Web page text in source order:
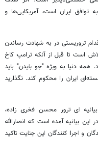
ایران است، آمریکایی‌ها و
تروریستی در به شهادت رساندن
است تا قبل از آنکه ترامپ کاخ
همه دنیا به ویژه "جو بایدن" باید
ایران را محکوم کند. نگذارید
ای ترور محسن فخری زاده،
بیانیه آمده است که انصارالله
و اجرا کنندگان این جنایت تاکید